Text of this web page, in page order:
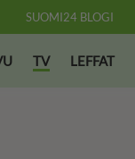
SUOMI24 BLOGI
TV LEFFAT